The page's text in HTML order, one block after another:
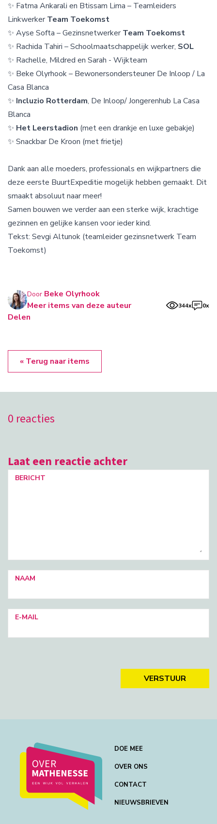
✨ Fatma Ankarali en Btissam Lima – Teamleiders
LinkwerkerTeam Toekomst
✨ Ayse Softa – GezinsnetwerkerTeam Toekomst
✨ Rachida Tahiri – Schoolmaatschappelijk werker, SOL
✨ Rachelle, Mildred en Sarah - Wijkteam
✨ Beke Olyrhook – Bewonersondersteuner De Inloop / La
Casa Blanca
✨ Incluzio Rotterdam, De Inloop/ Jongerenhub La Casa
Blanca
✨ Het Leerstadion (met een drankje en luxe gebakje)
✨ Snackbar De Kroon (met frietje)
Dank aan alle moeders, professionals en wijkpartners die
deze eerste BuurtExpeditie mogelijk hebben gemaakt. Dit
smaakt absoluut naar meer!
Samen bouwen we verder aan een sterke wijk, krachtige
gezinnen en gelijke kansen voor ieder kind.
Tekst: Sevgi Altunok (teamleider gezinsnetwerk Team
Toekomst)
Door Beke Olyrhook
Meer items van deze auteur
344x 0x
Delen
« Terug naar items
0 reacties
Laat een reactie achter
BERICHT
NAAM
E-MAIL
VERSTUUR
DOE MEE
OVER ONS
CONTACT
NIEUWSBRIEVEN